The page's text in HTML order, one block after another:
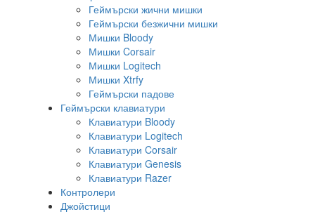
Геймърски жични мишки
Геймърски безжични мишки
Мишки Bloody
Мишки Corsair
Мишки Logitech
Мишки Xtrfy
Геймърски падове
Геймърски клавиатури
Клавиатури Bloody
Клавиатури Logitech
Клавиатури Corsair
Клавиатури Genesis
Клавиатури Razer
Контролери
Джойстици